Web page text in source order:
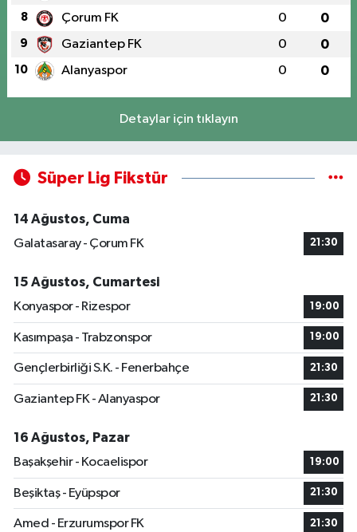
8 Çorum FK 0 0
9 Gaziantep FK 0 0
10 Alanyaspor 0 0
Detaylar için tıklayın
Süper Lig Fikstür
14 Ağustos, Cuma
Galatasaray - Çorum FK
21:30
15 Ağustos, Cumartesi
Konyaspor - Rizespor
19:00
Kasımpaşa - Trabzonspor 19:00
Gençlerbirliği S.K. - Fenerbahçe 21:30
Gaziantep FK - Alanyaspor 21:30
16 Ağustos, Pazar
Başakşehir - Kocaelispor
19:00
Beşiktaş - Eyüpspor 21:30
Amed - Erzurumspor FK 21:30